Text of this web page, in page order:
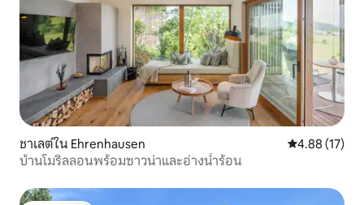
ชาเลต์ใน Ehrenhausen คะแนนเฉลี่ย
4.88 (17)
บ้านโมริลลอนพร้อมซาวน่าและอ่างน้ำร้อน